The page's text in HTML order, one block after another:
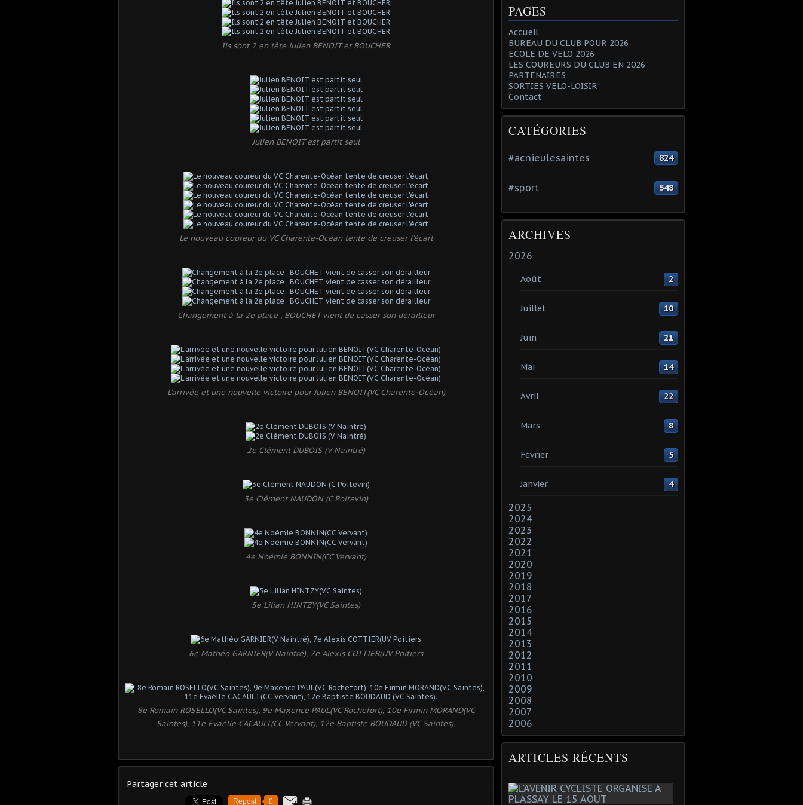
Ils sont 2 en tête Julien BENOIT et BOUCHER
Julien BENOIT est partit seul
Le nouveau coureur du VC Charente-Océan tente de creuser l'écart
Changement à la 2e place , BOUCHET vient de casser son dérailleur
L'arrivée et une nouvelle victoire pour Julien BENOIT(VC Charente-Océan)
2e Clément DUBOIS (V Naintré)
3e Clément NAUDON (C Poitevin)
4e Noémie BONNIN(CC Vervant)
5e Lilian HINTZY(VC Saintes)
6e Mathéo GARNIER(V Naintré), 7e Alexis COTTIER(UV Poitiers
8e Romain ROSELLO(VC Saintes), 9e Maxence PAUL(VC Rochefort), 10e Firmin MORAND(VC
Saintes), 11e Evaélle CACAULT(CC Vervant), 12e Baptiste BOUDAUD (VC Saintes).
Partager cet article
Repost 0
PAGES
Accueil
BUREAU DU CLUB POUR 2026
ECOLE DE VELO 2026
LES COUREURS DU CLUB EN 2026
PARTENAIRES
SORTIES VELO-LOISIR
Contact
CATÉGORIES
#acnieulesaintes 824
#sport 548
ARCHIVES
2026
Août 2
Juillet 10
Juin 21
Mai 14
Avril 22
Mars 8
Février 5
Janvier 4
2025
2024
2023
2022
2021
2020
2019
2018
2017
2016
2015
2014
2013
2012
2011
2010
2009
2008
2007
2006
ARTICLES RÉCENTS